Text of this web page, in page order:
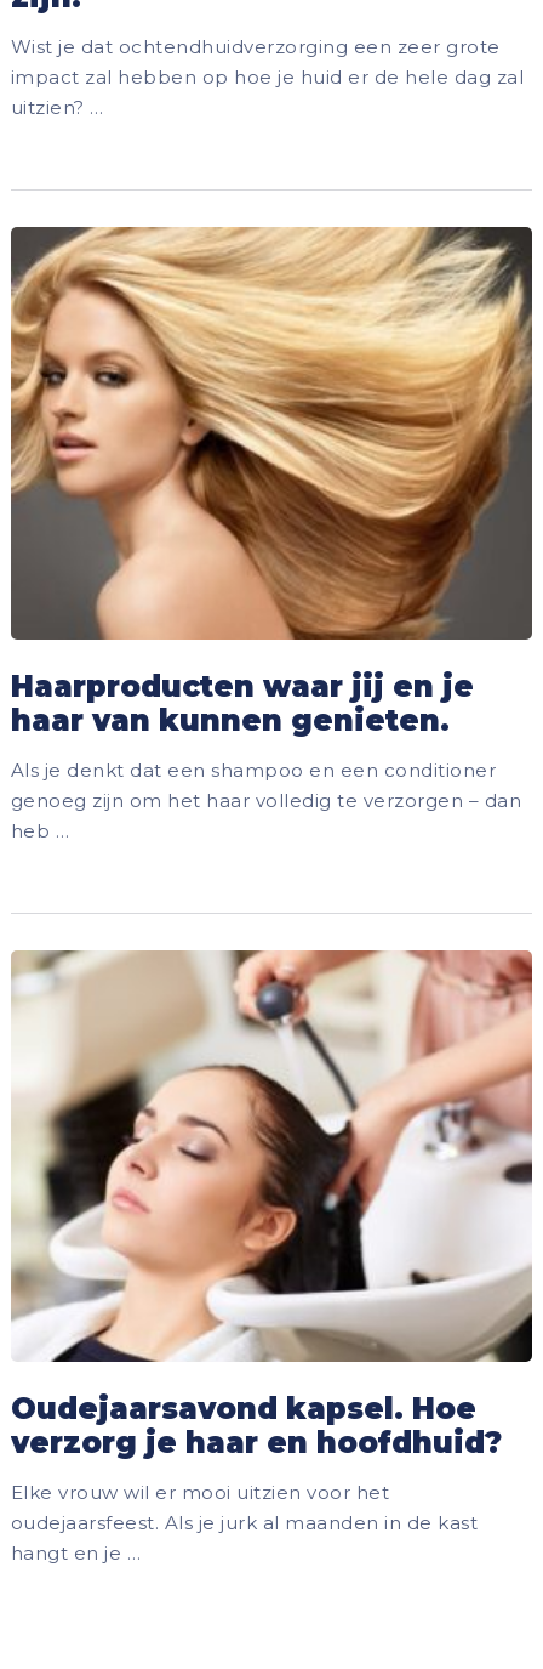
Wist je dat ochtendhuidverzorging een zeer grote
impact zal hebben op hoe je huid er de hele dag zal
uitzien? …
Haarproducten waar jij en je
haar van kunnen genieten.
Als je denkt dat een shampoo en een conditioner
genoeg zijn om het haar volledig te verzorgen – dan
heb …
Oudejaarsavond kapsel. Hoe
verzorg je haar en hoofdhuid?
Elke vrouw wil er mooi uitzien voor het
oudejaarsfeest. Als je jurk al maanden in de kast
hangt en je …